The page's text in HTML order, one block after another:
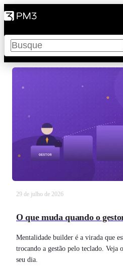
Pesquisar
29 de julho de 2026
O que muda quando o
Mentalidade builder é a virada que
trocando a gestão pelo teclado. Veja
seu dia.